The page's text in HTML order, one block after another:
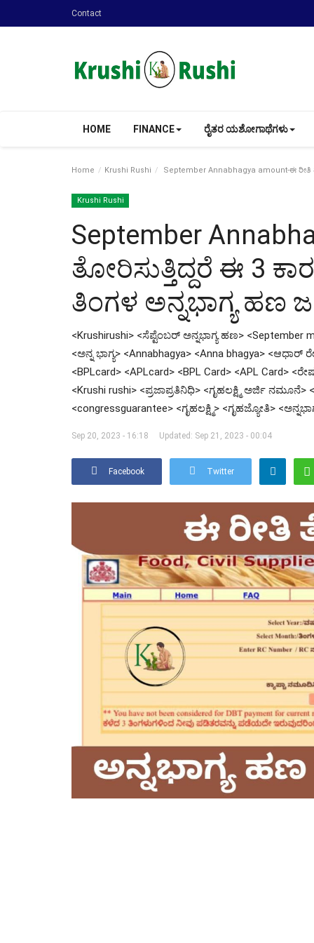
Contact
HOME FINANCE ರೈತರ ಯಶೋಗಾಥೆಗಳು
Home Krushi Rushi September Annabhagya amount-ಈ ರೀತಿ
Krushi Rushi
September
ತೋರಿಸುತ್ತಿದ್ದರೆ ಈ 3
ತಿಂಗಳ ಅನ್ನಭಾಗ್ಯ ಹಣ
<Krushirushi> <ಸೆಪ್ಟೆಂಬರ್ ಅನ್ನಭಾಗ್ಯ ಹಣ> <September
<ಅನ್ನ ಭಾಗ್ಯ> <Annabhagya> <Anna bhagya>
<BPLcard> <APLcard> <BPL Card> <APL Card>
<Krushi rushi> <ಪ್ರಜಾಪ್ರತಿನಿಧಿ> <ಗೃಹಲಕ್ಷ್ಮಿ ಅರ್ಜಿ ನಮೂನೆ>
<congressguarantee> <ಗೃಹಲಕ್ಷ್ಮಿ> <ಗೃಹಜ್ಯೋತಿ>
Sep 20, 2023 - 16:18 Updated: Sep 21, 2023 - 00:04
Facebook Twitter